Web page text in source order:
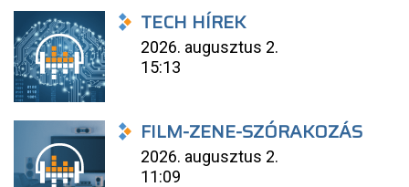
TECH HÍREK
2026. augusztus 2.
15:13
FILM-ZENE-SZÓRAKOZÁS
2026. augusztus 2.
11:09